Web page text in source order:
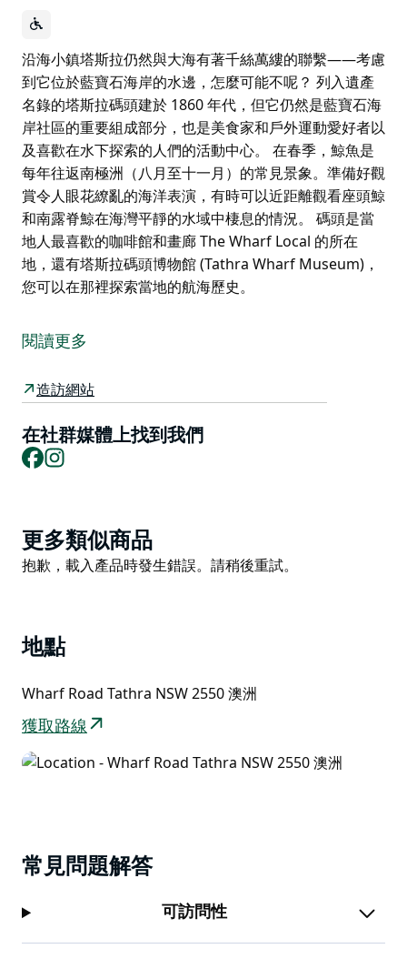
沿海小鎮塔斯拉仍然與大海有著千絲萬縷的聯繫——考慮
到它位於藍寶石海岸的水邊，怎麼可能不呢？ 列入遺產
名錄的塔斯拉碼頭建於 1860 年代，但它仍然是藍寶石海
岸社區的重要組成部分，也是美食家和戶外運動愛好者以
及喜歡在水下探索的人們的活動中心。 在春季，鯨魚是
每年往返南極洲（八月至十一月）的常見景象。準備好觀
賞令人眼花繚亂的海洋表演，有時可以近距離觀看座頭鯨
和南露脊鯨在海灣平靜的水域中棲息的情況。 碼頭是當
地人最喜歡的咖啡館和畫廊 The Wharf Local 的所在
地，還有塔斯拉碼頭博物館 (Tathra Wharf Museum)，
您可以在那裡探索當地的航海歷史。
到它位於藍寶石海岸的水邊，怎麼可能不呢？
藍寶石海岸社區的重要組成部分，也是美食家和戶外運動
愛好者以及喜歡在水下探索的人們的活動中心。
在春季，鯨魚是每年往返南極洲（八月至十一月）的常見
景象。準備好觀賞令人眼花繚亂的海洋表演，有時可以近
碼頭是當地人最喜歡的咖啡館和畫廊 The Wharf Local
的所在地，還有塔斯拉碼頭博物館 (Tathra Wharf
閱讀更多
造訪網站
在社群媒體上找到我們
Facebook
Product
List
更多類似商品
Product
抱歉，載入產品時發生錯誤。請稍後重試。
地點
Wharf Road Tathra NSW 2550 澳洲
獲取路線
常見問題解答
可訪問性